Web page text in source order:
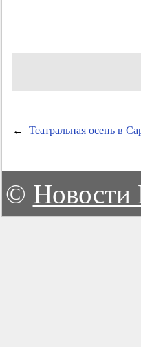
← Театральная осень в
© Новости